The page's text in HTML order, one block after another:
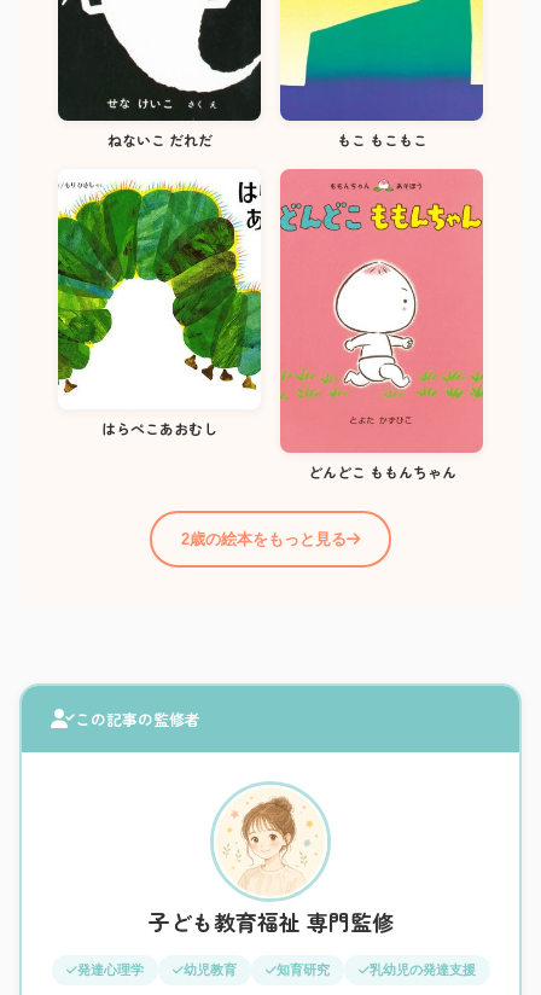
ねないこ だれだ もこ もこもこ
はらぺこあおむし
どんどこ ももんちゃん
2歳の絵本をもっと見る
この記事の監修者
子ども教育福祉 専門監修
発達心理学 幼児教育 知育研究 乳幼児の発達支援